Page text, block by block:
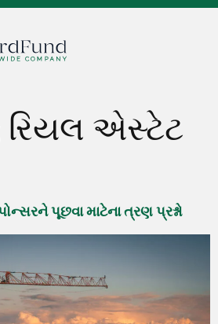
રિયલ એસ્ટેટ
પૂછવા માટેના ત્રણ પ્રશ્નો